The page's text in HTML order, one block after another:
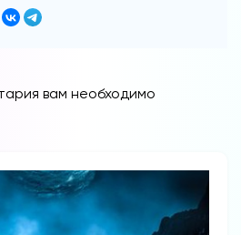
вам необходимо
форумы
Форум в
Телеграм